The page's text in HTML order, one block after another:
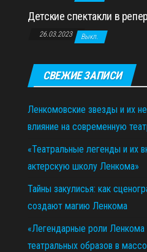
Детские спектакли в
26.03.2023 Выкл.
СВЕЖИЕ ЗАПИСИ
Ленкомовские звезды и их
влияние на современную
«Театральные легенды и их
актерскую школу Ленкома»
Тайны закулисья: как
создают магию Ленкома
«Легендарные роли Ленкома
театральных образов в